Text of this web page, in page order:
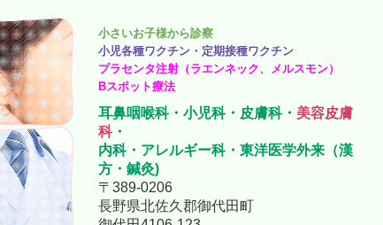
小さいお子様から診察
小児各種ワクチン・定期接種ワクチン
プラセンタ注射（ラエンネック、メルスモン）
Bスポット療法
耳鼻咽喉科・小児科・皮膚科・ 美容皮膚
科・
内科・アレルギー科・東洋医学外来（漢
方・鍼灸)
〒389-0206
長野県北佐久郡御代田町